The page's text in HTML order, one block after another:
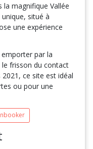
la magnifique Vallée
unique, situé à
une expérience
par la
frisson du contact
2021, ce site est idéal
ou pour une